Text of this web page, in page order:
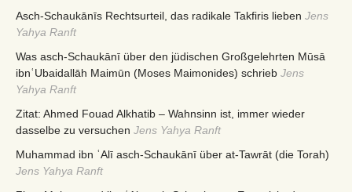
Asch-Schaukānīs Rechtsurteil, das radikale Takfiris lieben Jens
Yahya Ranft
Was asch-Schaukānī über den jüdischen Großgelehrten Mūsā
ibnʿUbaidallāh Maimūn (Moses Maimonides) schrieb Jens
Yahya Ranft
Zitat: Ahmed Fouad Alkhatib – Wahnsinn ist, immer wieder
dasselbe zu versuchen Jens Yahya Ranft
Muhammad ibn ʿAlī asch-Schaukānī über at-Tawrāt (die Torah)
Jens Yahya Ranft